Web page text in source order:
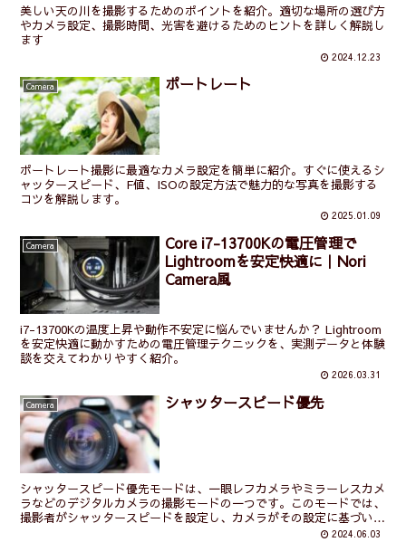
美しい天の川を撮影するためのポイントを紹介。適切な場所の選び方
やカメラ設定、撮影時間、光害を避けるためのヒントを詳しく解説し
ます
2024.12.23
Camera ポートレート
ポートレート撮影に最適なカメラ設定を簡単に紹介。すぐに使えるシ
ャッタースピード、F値、ISOの設定方法で魅力的な写真を撮影する
コツを解説します。
2025.01.09
Camera
Core i7-13700Kの電圧管理で
Lightroomを安定快適に｜Nori
Camera風
i7-13700Kの温度上昇や動作不安定に悩んでいませんか？ Lightroom
を安定快適に動かすための電圧管理テクニックを、実測データと体験
談を交えてわかりやすく紹介。
2026.03.31
Camera シャッタースピード優先
シャッタースピード優先モードは、一眼レフカメラやミラーレスカメ
ラなどのデジタルカメラの撮影モードの一つです。このモードでは、
撮影者がシャッタースピードを設定し、カメラがその設定に基づいて
絞りを自動的に調整します。シャッタースピード優先モード...2024.06.03